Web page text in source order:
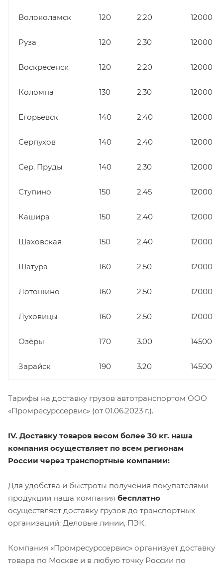
Волоколамск 120 2.20 12000
Руза 120 2.30 12000
Воскресенск 120 2.20 12000
Коломна 130 2.30 12000
Егорьевск 140 2.40 12000
Серпухов 140 2.40 12000
Сер. Пруды 140 2.30 12000
Ступино 150 2.45 12000
Кашира 150 2.40 12000
Шаховская 150 2.40 12000
Шатура 160 2.50 12000
Лотошино 160 2.50 12000
Луховицы 160 2.50 12000
Озёры 170 3.00 14500
Зарайск 190 3.20 14500
Тарифы на доставку грузов автотранспортом ООО
«Промресурссервис» (от 01.06.2023 г.).
IV. Доставку товаров весом более 30 кг. наша
компания осуществляет по всем регионам
России через транспортные компании:
Для удобства и быстроты получения покупателями
продукции наша компания бесплатно
осуществляет доставку грузов до транспортных
организаций: Деловые линии, ПЭК.
Компания «Промресурссервис» организует доставку
товара по Москве и в любую точку России по